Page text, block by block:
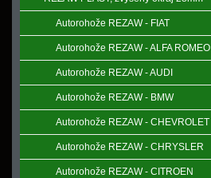
Autorohože REZAW - FIAT
Autorohože REZAW - ALFA ROMEO
Autorohože REZAW - AUDI
Autorohože REZAW - BMW
Autorohože REZAW - CHEVROLET
Autorohože REZAW - CHRYSLER
Autorohože REZAW - CITROEN